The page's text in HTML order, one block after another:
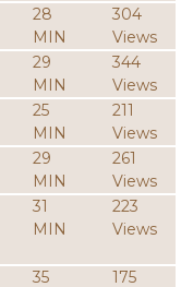
28
MIN
304
Views
29
MIN
344
Views
25
MIN
211
Views
29
MIN
261
Views
31
MIN
223
Views
35
175